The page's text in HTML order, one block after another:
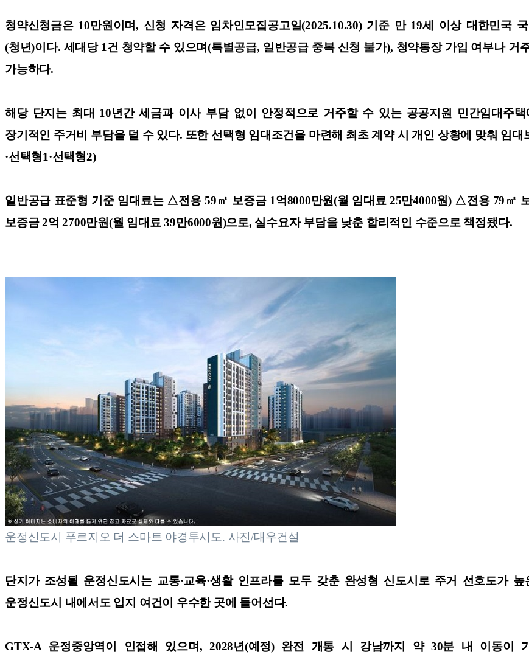
청약신청금은 10만원이며, 신청 자격은 임차인모집공고일(2025.10.30) 기준 만 19세 이상 대한민국
(청년)이다. 세대당 1건 청약할 수 있으며(특별공급, 일반공급 중복 신청 불가), 청약통장 가입 여부나 거
가능하다.
해당 단지는 최대 10년간 세금과 이사 부담 없이 안정적으로 거주할 수 있는 공공지원 민간임대주
장기적인 주거비 부담을 덜 수 있다. 또한 선택형 임대조건을 마련해 최초 계약 시 개인 상황에 맞춰 임
·선택형1·선택형2)
일반공급 표준형 기준 임대료는 △전용 59㎡ 보증금 1억8000만원(월 임대료 25만4000원) △전용 79㎡
보증금 2억 2700만원(월 임대료 39만6000원)으로, 실수요자 부담을 낮춘 합리적인 수준으로 책정됐다.
운정신도시 푸르지오 더 스마트 야경투시도. 사진/대우건설
단지가 조성될 운정신도시는 교통·교육·생활 인프라를 모두 갖춘 완성형 신도시로 주거 선호도가
운정신도시 내에서도 입지 여건이 우수한 곳에 들어선다.
GTX-A 운정중앙역이 인접해 있으며, 2028년(예정) 완전 개통 시 강남까지 약 30분 내 이동이